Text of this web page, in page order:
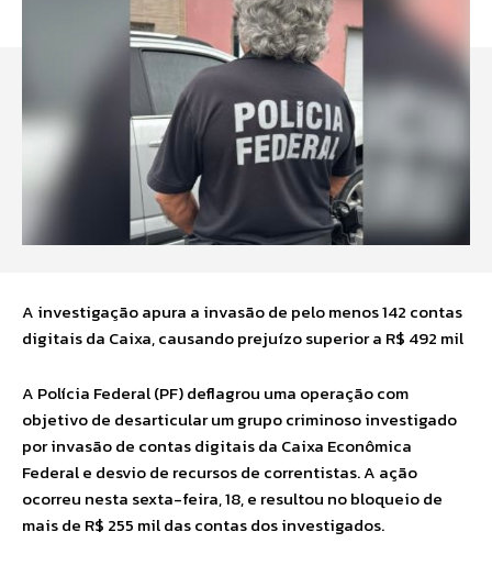
A investigação apura a invasão de pelo menos 142 contas
digitais da Caixa, causando prejuízo superior a R$ 492 mil
A Polícia Federal (PF) deflagrou uma operação com
objetivo de desarticular um grupo criminoso investigado
por invasão de contas digitais da Caixa Econômica
Federal e desvio de recursos de correntistas. A ação
ocorreu nesta sexta-feira, 18, e resultou no bloqueio de
mais de R$ 255 mil das contas dos investigados.